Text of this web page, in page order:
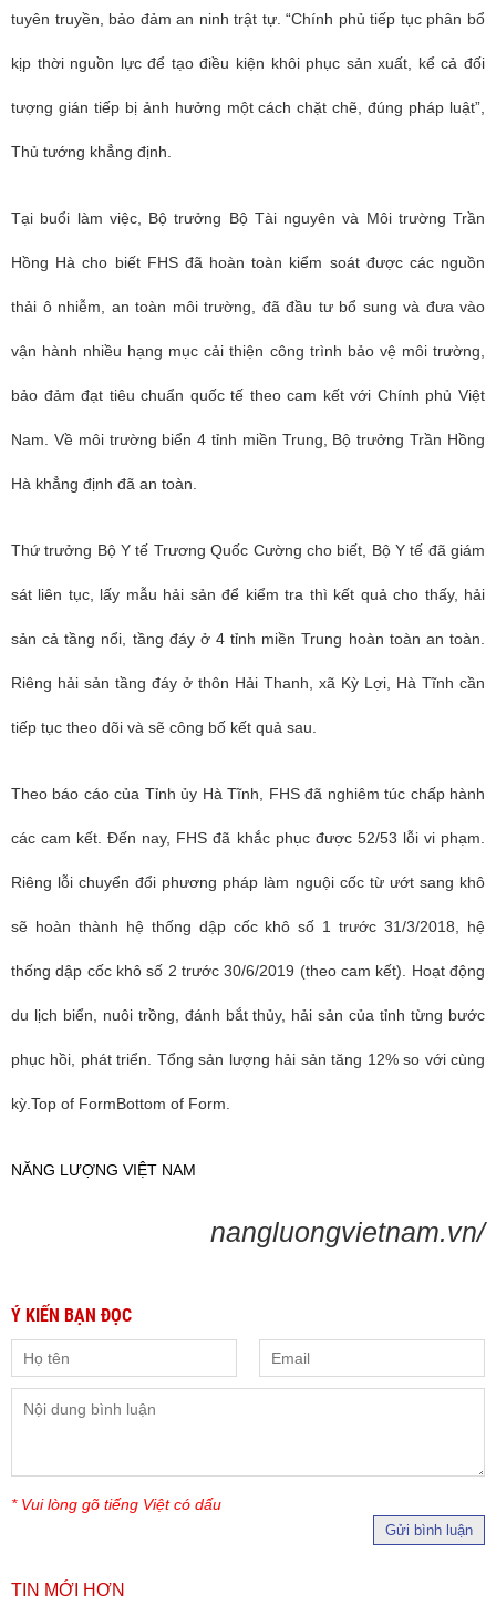
tuyên truyền, bảo đảm an ninh trật tự. “Chính phủ tiếp tục phân bổ
kịp thời nguồn lực để tạo điều kiện khôi phục sản xuất, kể cả đối
tượng gián tiếp bị ảnh hưởng một cách chặt chẽ, đúng pháp luật”,
Thủ tướng khẳng định.
Tại buổi làm việc, Bộ trưởng Bộ Tài nguyên và Môi trường Trần
Hồng Hà cho biết FHS đã hoàn toàn kiểm soát được các nguồn
thải ô nhiễm, an toàn môi trường, đã đầu tư bổ sung và đưa vào
vận hành nhiều hạng mục cải thiện công trình bảo vệ môi trường,
bảo đảm đạt tiêu chuẩn quốc tế theo cam kết với Chính phủ Việt
Nam. Về môi trường biển 4 tỉnh miền Trung, Bộ trưởng Trần Hồng
Hà khẳng định đã an toàn.
Thứ trưởng Bộ Y tế Trương Quốc Cường cho biết, Bộ Y tế đã giám
sát liên tục, lấy mẫu hải sản để kiểm tra thì kết quả cho thấy, hải
sản cả tầng nổi, tầng đáy ở 4 tỉnh miền Trung hoàn toàn an toàn.
Riêng hải sản tầng đáy ở thôn Hải Thanh, xã Kỳ Lợi, Hà Tĩnh cần
tiếp tục theo dõi và sẽ công bố kết quả sau.
Theo báo cáo của Tỉnh ủy Hà Tĩnh, FHS đã nghiêm túc chấp hành
các cam kết. Đến nay, FHS đã khắc phục được 52/53 lỗi vi phạm.
Riêng lỗi chuyển đổi phương pháp làm nguội cốc từ ướt sang khô
sẽ hoàn thành hệ thống dập cốc khô số 1 trước 31/3/2018, hệ
thống dập cốc khô số 2 trước 30/6/2019 (theo cam kết). Hoạt động
du lịch biển, nuôi trồng, đánh bắt thủy, hải sản của tỉnh từng bước
phục hồi, phát triển. Tổng sản lượng hải sản tăng 12% so với cùng
kỳ.Top of FormBottom of Form.
NĂNG LƯỢNG VIỆT NAM
nangluongvietnam.vn/
Ý KIẾN BẠN ĐỌC
* Vui lòng gõ tiếng Việt có dấu
Gửi bình luận
TIN MỚI HƠN